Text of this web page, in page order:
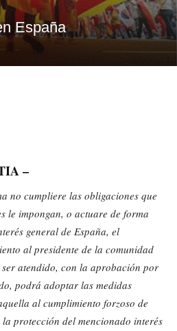
España
–
no cumpliere las obligaciones que
le impongan, o actuare de forma
general de España, el
al presidente de la comunidad
atendido, con la aprobación por
podrá adoptar las medidas
al cumplimiento forzoso de
protección del mencionado interés